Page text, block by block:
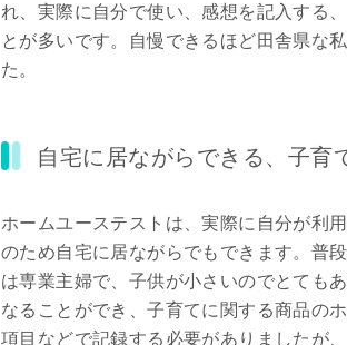
れ、実際に自分で使い、感想を記入する
とが多いです。自慢できるほど田舎県な
た。
自宅に居ながらできる、子育
ホームユーステストは、実際に自分が利
のため自宅に居ながらでもできます。普
は専業主婦で、子供が小さいのでとても
なることができ、子育てに関する商品の
項目などで記録する必要がありましたが